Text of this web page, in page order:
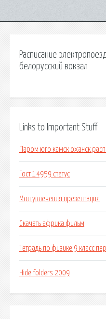
Расписание
белорусский вокзал
Links to Important Stuff
Паром юго камск оханск
Гост 14959 статус
Мои увлечения презентация
Скачать африка фильм
Тетрадь по физике 9 класс
Hide folders 2009